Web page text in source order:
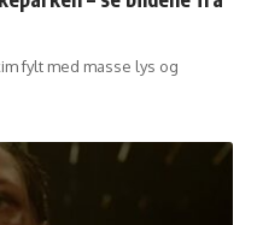
fylt med masse lys og